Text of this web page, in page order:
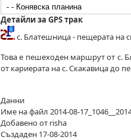
Детайли за GPS трак
с. Блатешница - пещерата на
Това е пешеходен маршрут от с.
от кариерата на с. Скакавица до
Данни
Име на файл 2014-08-
Добавено от risha
Създаден 17-08-2014